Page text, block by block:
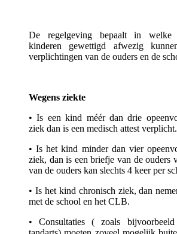
De regelgeving bepaalt in welke
kinderen gewettigd afwezig
verplichtingen van de ouders en de
Wegens ziekte
• Is een kind méér dan drie
ziek dan is een medisch attest verplicht.
• Is het kind minder dan vier
ziek, dan is een briefje van de ouders
van de ouders kan slechts 4 keer per
• Is het kind chronisch ziek, dan
met de school en het CLB.
• Consultaties ( zoals